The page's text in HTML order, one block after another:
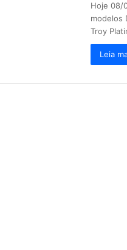
Hoje 08/
modelos
Troy
Leia